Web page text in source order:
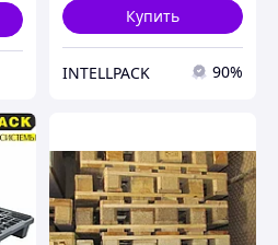
Купить
INTELLPACK 90%